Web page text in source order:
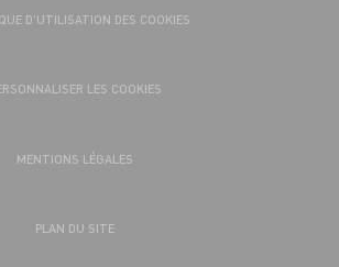
D’UTILISATION DES COOKIES
LES COOKIES
MENTIONS LÉGALES
PLAN DU SITE